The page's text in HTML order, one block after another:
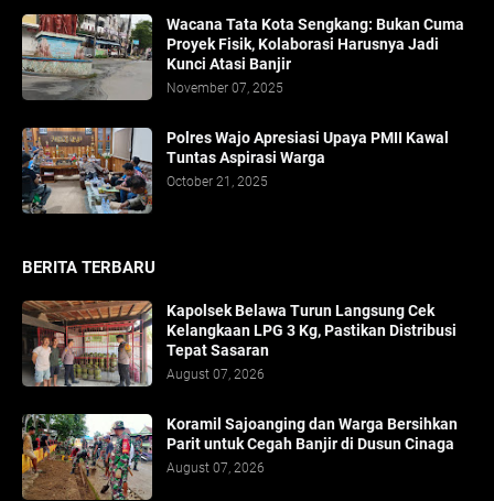
​Wacana Tata Kota Sengkang: Bukan Cuma
Proyek Fisik, Kolaborasi Harusnya Jadi
Kunci Atasi Banjir
November 07, 2025
Polres Wajo Apresiasi Upaya PMII Kawal
Tuntas Aspirasi Warga
October 21, 2025
BERITA TERBARU
Kapolsek Belawa Turun Langsung Cek
Kelangkaan LPG 3 Kg, Pastikan Distribusi
Tepat Sasaran
August 07, 2026
Koramil Sajoanging dan Warga Bersihkan
Parit untuk Cegah Banjir di Dusun Cinaga
August 07, 2026